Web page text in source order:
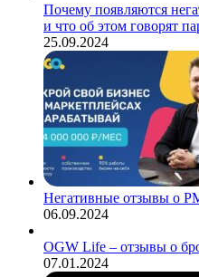
Почему появляются
и что об этом говорят
25.09.2024
Негативные отзывы о
06.09.2024
OGW Life – отзывы о
07.01.2024